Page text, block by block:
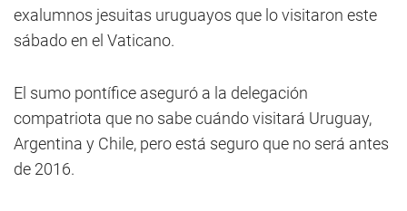
exalumnos jesuitas uruguayos que lo visitaron este
sábado en el Vaticano.
El sumo pontífice aseguró a la delegación
compatriota que no sabe cuándo visitará Uruguay,
Argentina y Chile, pero está seguro que no será antes
de 2016.